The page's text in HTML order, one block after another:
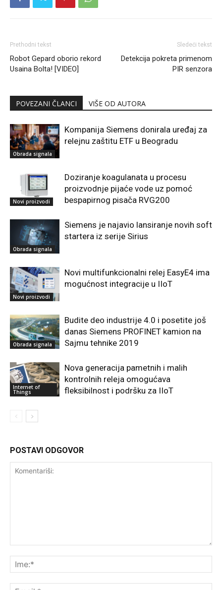
Prethodni tekst
Robot Gepard oborio rekord
Usaina Bolta! [VIDEO]
Sledeći tekst
Detekcija pokreta primenom
PIR senzora
POVEZANI ČLANCI VIŠE OD AUTORA
Obrada signala
Kompanija Siemens donirala uređaj za
relejnu zaštitu ETF u Beogradu
Novi proizvodi
Doziranje koagulanata u procesu
proizvodnje pijaće vode uz pomoć
bespapirnog pisača RVG200
Obrada signala
Siemens je najavio lansiranje novih soft
startera iz serije Sirius
Novi proizvodi
Novi multifunkcionalni relej EasyE4 ima
mogućnost integracije u IIoT
Obrada signala
Budite deo industrije 4.0 i posetite još
danas Siemens PROFINET kamion na
Sajmu tehnike 2019
Internet of
Things
Nova generacija pametnih i malih
kontrolnih releja omogućava
fleksibilnost i podršku za IIoT
POSTAVI ODGOVOR